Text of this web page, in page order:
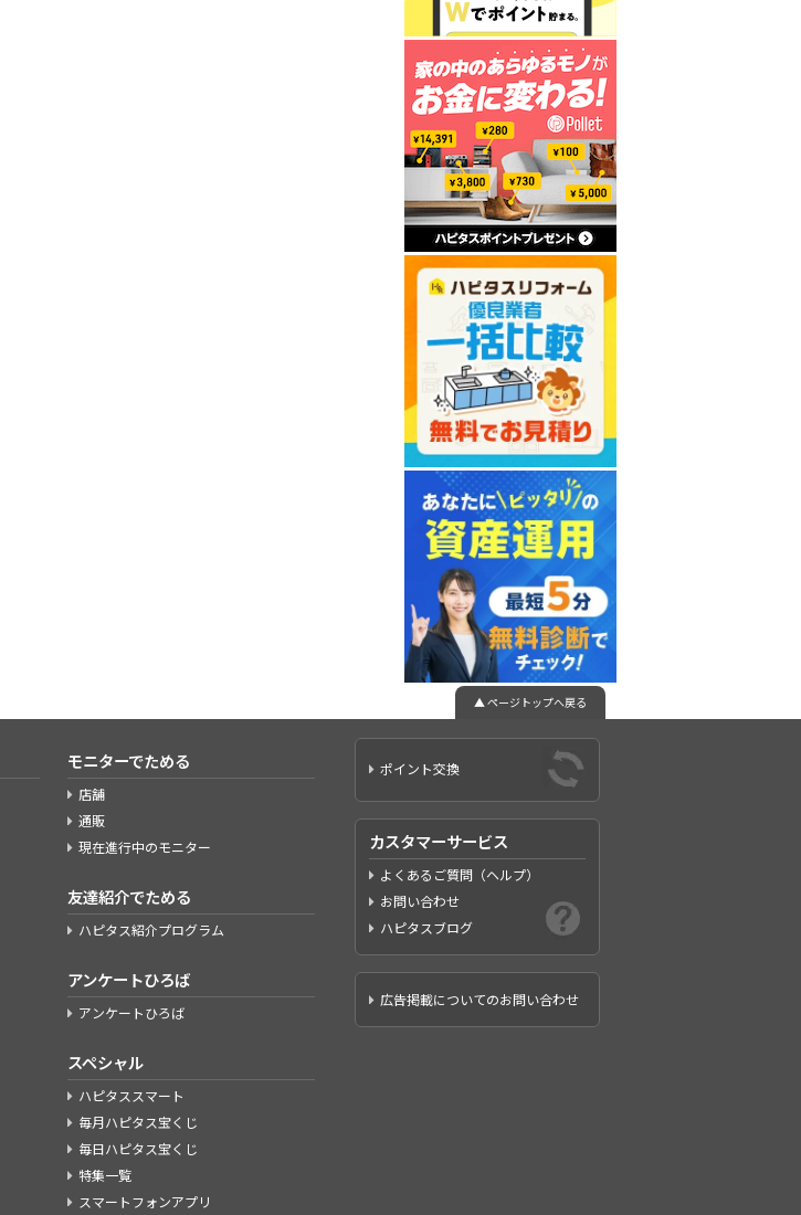
▲ ページトップへ戻る
モニターでためる
店舗
通販
現在進行中のモニター
友達紹介でためる
ハピタス紹介プログラム
アンケートひろば
アンケートひろば
スペシャル
ハピタススマート
毎月ハピタス宝くじ
毎日ハピタス宝くじ
特集一覧
スマートフォンアプリ
ポイント交換
カスタマーサービス
よくあるご質問（ヘルプ）
お問い合わせ
ハピタスブログ
広告掲載についてのお問い合わせ